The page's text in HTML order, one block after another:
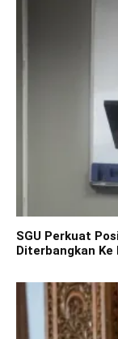
SGU Perkuat
Diterbangkan Ke